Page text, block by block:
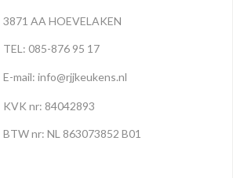
3871 AA HOEVELAKEN
TEL: 085-876 95 17
E-mail: info@rjjkeukens.nl
KVK nr: 84042893
BTW nr: NL 863073852 B01